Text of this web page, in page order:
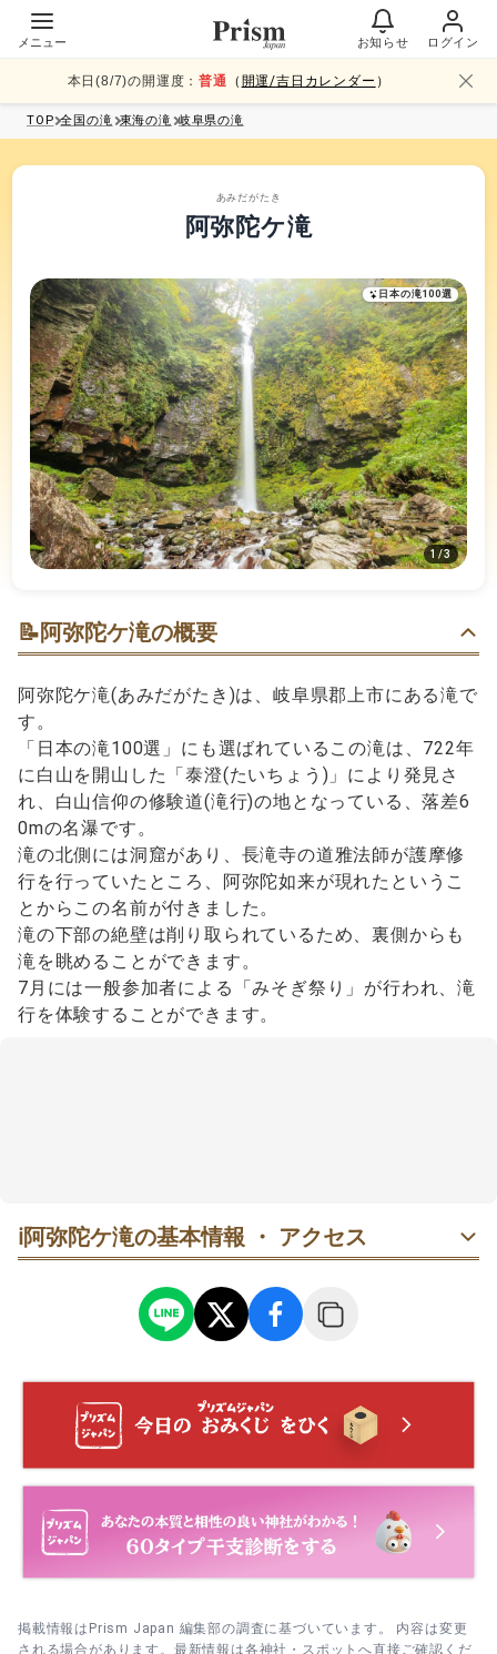
メニュー お知らせ ログイン
本日(8/7)の開運度：普通 （ 開運/吉日カレンダー ）
TOP 全国の滝 東海の滝 岐阜県の滝
あみだがたき
阿弥陀ケ滝
日本の滝100選
1/3
📝阿弥陀ケ滝の概要
阿弥陀ケ滝(あみだがたき)は、岐阜県郡上市にある滝で
す。
「日本の滝100選」にも選ばれているこの滝は、722年
に白山を開山した「泰澄(たいちょう)」により発見さ
れ、白山信仰の修験道(滝行)の地となっている、落差6
0mの名瀑です。
滝の北側には洞窟があり、長滝寺の道雅法師が護摩修
行を行っていたところ、阿弥陀如来が現れたというこ
とからこの名前が付きました。
滝の下部の絶壁は削り取られているため、裏側からも
滝を眺めることができます。
7月には一般参加者による「みそぎ祭り」が行われ、滝
行を体験することができます。
ℹ️阿弥陀ケ滝の基本情報 ・ アクセス
掲載情報はPrism Japan 編集部の調査に基づいています。 内容は変更
される場合があります。最新情報は各神社・スポットへ直接ご確認くだ